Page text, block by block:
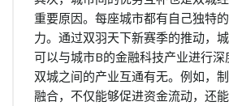
重要原因。每座城市都有自己独特
力。通过双羽天下新赛季的推动，
可以与城市B的金融科技产业进行
双城之间的产业互通有无。例如，
融合，不仅能够促进资金流动，还